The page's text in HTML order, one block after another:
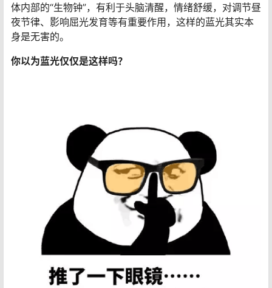
体内部的“生物钟”，有利于头脑清醒，情绪舒缓，对调节昼
夜节律、影响屈光发育等有重要作用，这样的蓝光其实本
身是无害的。
你以为蓝光仅仅是这样吗？